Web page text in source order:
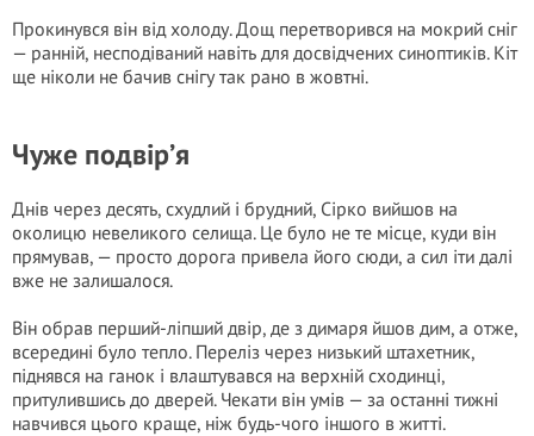
Прокинувся він від холоду. Дощ перетворився на мокрий сніг
— ранній, несподіваний навіть для досвідчених синоптиків. Кіт
ще ніколи не бачив снігу так рано в жовтні.
Чуже подвір’я
Днів через десять, схудлий і брудний, Сірко вийшов на
околицю невеликого селища. Це було не те місце, куди він
прямував, — просто дорога привела його сюди, а сил іти далі
вже не залишалося.
Він обрав перший-ліпший двір, де з димаря йшов дим, а отже,
всередині було тепло. Переліз через низький штахетник,
піднявся на ганок і влаштувався на верхній сходинці,
притулившись до дверей. Чекати він умів — за останні тижні
навчився цього краще, ніж будь-чого іншого в житті.